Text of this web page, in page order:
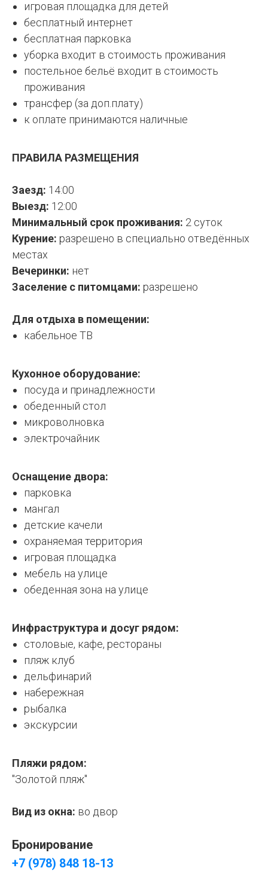
игровая площадка для детей
бесплатный интернет
бесплатная парковка
уборка входит в стоимость проживания
постельное бельё входит в стоимость
проживания
трансфер (за доп.плату)
к оплате принимаются наличные
ПРАВИЛА РАЗМЕЩЕНИЯ
Заезд: 14:00
Выезд: 12:00
Минимальный срок проживания: 2 суток
Курение: разрешено в специально отведённых
местах
Вечеринки: нет
Заселение с питомцами: разрешено
Для отдыха в помещении:
кабельное ТВ
Кухонное оборудование:
посуда и принадлежности
обеденный стол
микроволновка
электрочайник
Оснащение двора:
парковка
мангал
детские качели
охраняемая территория
игровая площадка
мебель на улице
обеденная зона на улице
Инфраструктура и досуг рядом:
столовые, кафе, рестораны
пляж клуб
дельфинарий
набережная
рыбалка
экскурсии
Пляжи рядом:
"Золотой пляж"
Вид из окна: во двор
Бронирование
+7 (978) 848 18-13